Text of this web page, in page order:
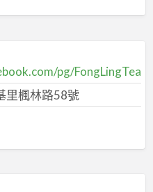
pg/FongLingTea
里楓林路58號